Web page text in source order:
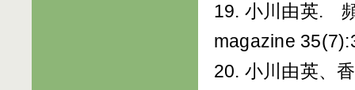
19. 小川由英.
magazine
20. 小川由英、